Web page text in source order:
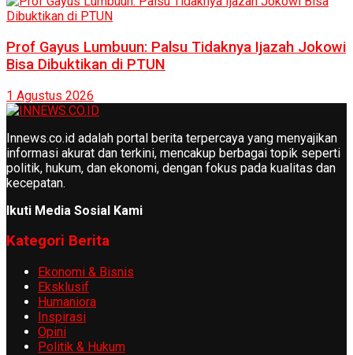
Prof Gayus Lumbuun: Palsu Tidaknya Ijazah Jokowi
Bisa Dibuktikan di PTUN
1 Agustus 2026
Innews.co.id adalah portal berita terpercaya yang menyajikan
informasi akurat dan terkini, mencakup berbagai topik seperti
politik, hukum, dan ekonomi, dengan fokus pada kualitas dan
kecepatan.
Ikuti Media Sosial Kami
Kategori Berita
Ekonomi & Bisnis
Eksklusif
Humaniora
Inspirasi
Opini
Politik & Hukum